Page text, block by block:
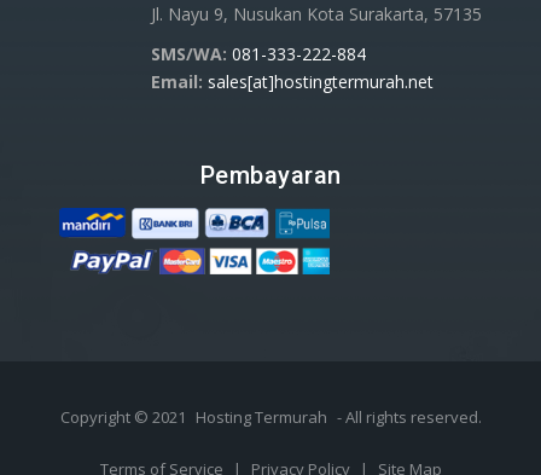
Jl. Nayu 9, Nusukan Kota Surakarta, 57135
SMS/WA: 081-333-222-884
Email: sales[at]hostingtermurah.net
Pembayaran
Copyright © 2021 Hosting Termurah - All rights reserved.
Terms of Service | Privacy Policy | Site Map